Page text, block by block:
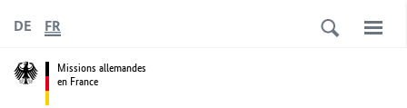
Missions allemandes
en France
DE FR